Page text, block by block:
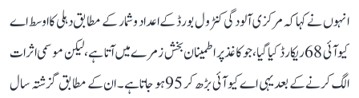
انہوں نے کہا کہ مرکزی آلودگی کنٹرول بورڈ کے اعداد و شمار کے مطابق دہلی کا اوسط اے
کیو آئی 68 ریکارڈ کیا گیا، جو کاغذ پر اطمینان بخش زمرے میں آتا ہے، لیکن موسمی اثرات
الگ کرنے کے بعد یہی اے کیو آئی بڑھ کر 95 ہو جاتا ہے۔ ان کے مطابق گزشتہ سال